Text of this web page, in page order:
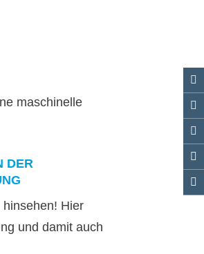
maschinelle
DER
Hier
und damit auch